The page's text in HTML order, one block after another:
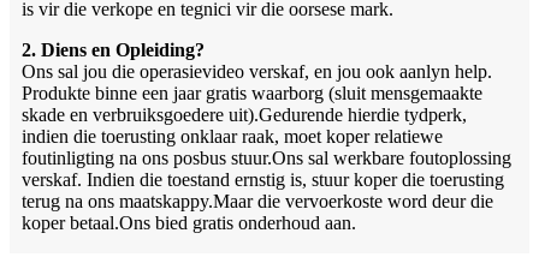
is vir die verkope en tegnici vir die oorsese mark.
2. Diens en Opleiding?
Ons sal jou die operasievideo verskaf, en jou ook aanlyn help.
Produkte binne een jaar gratis waarborg (sluit mensgemaakte
skade en verbruiksgoedere uit).Gedurende hierdie tydperk,
indien die toerusting onklaar raak, moet koper relatiewe
foutinligting na ons posbus stuur.Ons sal werkbare foutoplossing
verskaf. Indien die toestand ernstig is, stuur koper die toerusting
terug na ons maatskappy.Maar die vervoerkoste word deur die
koper betaal.Ons bied gratis onderhoud aan.